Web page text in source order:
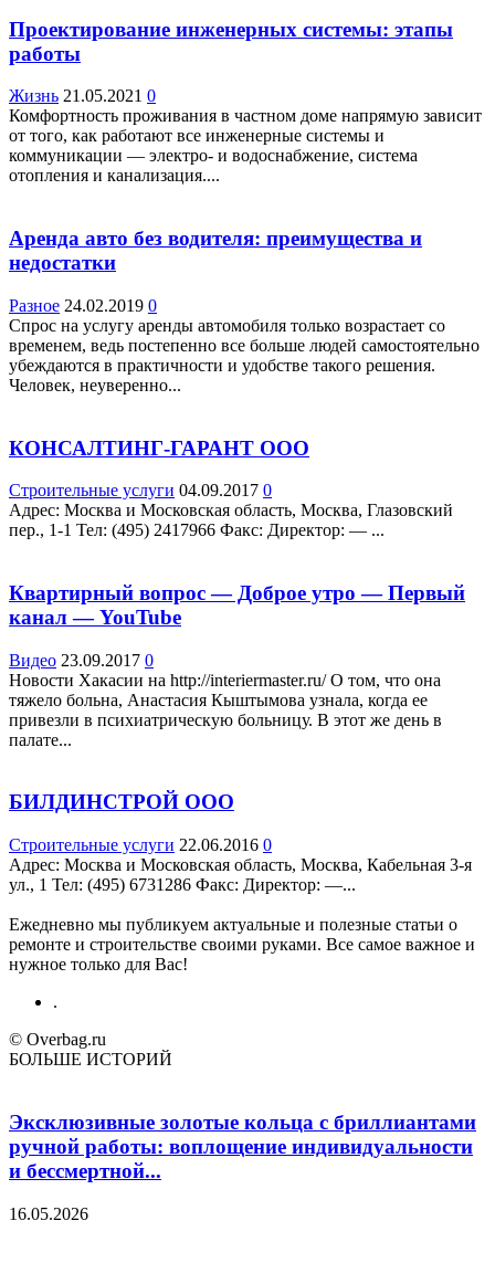
Проектирование инженерных системы: этапы
работы
Жизнь 21.05.2021 0
Комфортность проживания в частном доме напрямую зависит
от того, как работают все инженерные системы и
коммуникации — электро- и водоснабжение, система
отопления и канализация....
Аренда авто без водителя: преимущества и
недостатки
Разное 24.02.2019 0
Спрос на услугу аренды автомобиля только возрастает со
временем, ведь постепенно все больше людей самостоятельно
убеждаются в практичности и удобстве такого решения.
Человек, неуверенно...
КОНСАЛТИНГ-ГАРАНТ ООО
Строительные услуги 04.09.2017 0
Адрес: Москва и Московская область, Москва, Глазовский
пер., 1-1 Teл: (495) 2417966 Факс: Директор: — ...
Квартирный вопрос — Доброе утро — Первый
канал — YouTube
Видео 23.09.2017 0
Новости Хакасии на http://interiermaster.ru/ О том, что она
тяжело больна, Анастасия Кыштымова узнала, когда еe
привезли в психиатрическую больницу. В этот же день в
палате...
БИЛДИНСТРОЙ ООО
Строительные услуги 22.06.2016 0
Адрес: Москва и Московская область, Москва, Кабельная 3-я
ул., 1 Teл: (495) 6731286 Факс: Директор: —...
Ежедневно мы публикуем актуальные и полезные статьи о
ремонте и строительстве своими руками. Все самое важное и
нужное только для Вас!
.
© Overbag.ru
БОЛЬШЕ ИСТОРИЙ
Эксклюзивные золотые кольца с бриллиантами
ручной работы: воплощение индивидуальности
и бессмертной...
16.05.2026